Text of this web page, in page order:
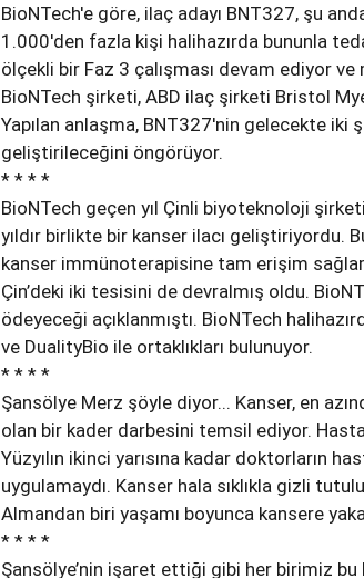
BioNTech'e göre, ilaç adayı BNT327, şu
1.000'den fazla kişi halihazırda bununla
ölçekli bir Faz 3 çalışması devam ediyor
BioNTech şirketi, ABD ilaç şirketi Bristol
Yapılan anlaşma, BNT327'nin gelecekte iki
geliştirileceğini öngörüyor.
* * * *
BioNTech geçen yıl Çinli biyoteknoloji
yıldır birlikte bir kanser ilacı geliştiriyordu.
kanser immünoterapisine tam erişim
Çin’deki iki tesisini de devralmış oldu.
ödeyeceği açıklanmıştı. BioNTech
ve DualityBio ile ortaklıkları bulunuyor.
* * * *
Şansölye Merz şöyle diyor... Kanser, en
olan bir kader darbesini temsil ediyor.
Yüzyılın ikinci yarısına kadar doktorların
uygulamaydı. Kanser hala sıklıkla gizli
Almandan biri yaşamı boyunca kansere
* * * *
Şansölye’nin işaret ettiği gibi her birimiz